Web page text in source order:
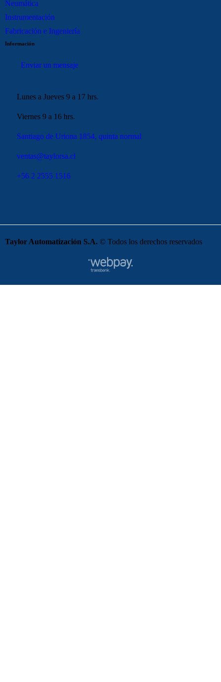
Neumática
Instrumentación
Fabricación e Ingeniería
Información
Enviar un mensaje
Lunes a Jueves 9 a 17 hrs.
Viernes 9 a 16 hrs.
Santiago de Uriona 1854, quinta normal
ventas@taylorsa.cl
+56 2 2555 1516
Taylor Automatización S.A. © Todos los derechos reservados